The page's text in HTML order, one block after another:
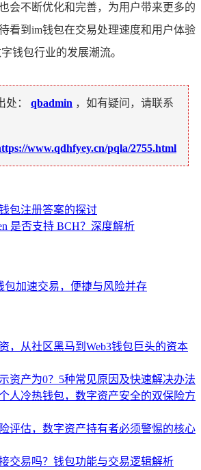
会不断优化和完善，为用户带来更多的
看到im钱包在交易处理速度和用户体验
钱包行业的发展潮流。
： qbadmin ，如有疑问，请联系
www.qdhfyey.cn/pqla/2755.html
包注册答案的探讨
是否支持 BCH？深度解析
包加速交易，便捷与风险并存
，从社区黑马到Web3钱包巨头的资本
资产为0？5种常见原因及快速解决办法
人冷热钱包，数字资产安全的双保险方
评估，数字资产持有者必须警惕的核心
交易吗？钱包功能与交易逻辑解析